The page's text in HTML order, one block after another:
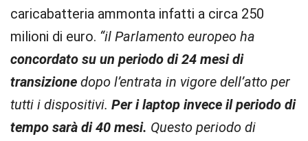
caricabatteria ammonta infatti a circa 250
milioni di euro. “il Parlamento europeo ha
concordato su un periodo di 24 mesi di
transizione dopo l’entrata in vigore dell’atto per
tutti i dispositivi. Per i laptop invece il periodo di
tempo sarà di 40 mesi. Questo periodo di